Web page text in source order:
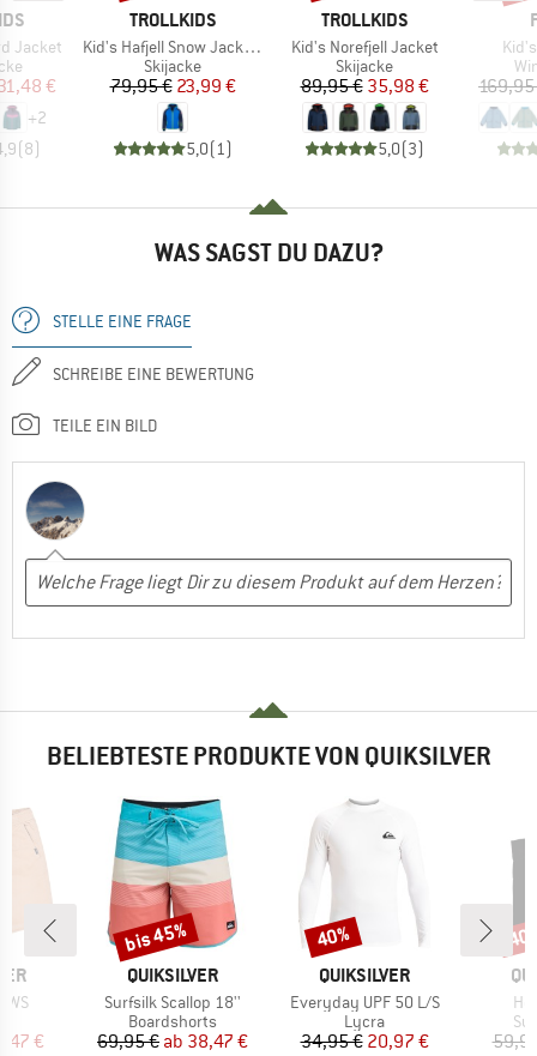
Jacket
Preis
€
+2
(8)
MARKE
TROLLKIDS
Artikel
Kid's Hafjell Snow Jacket XT
Produktgruppe
Skijacke
Preis
79,95 €reduzierter Preis
23,99 €
5,0(1)
MARKE
TROLLKIDS
Artikel
Kid's Norefjell Jacket
Produktgruppe
Skijacke
Preis
89,95 €reduzierter Preis
35,98 €
5,0(3)
WAS SAGST DU DAZU?
STELLE EINE FRAGE
SCHREIBE EINE BEWERTUNG
TEILE EIN BILD
BELIEBTESTE PRODUKTE VON QUIKSILVER
WS
Preis
€
MARKE
QUIKSILVER
Artikel
Surfsilk Scallop 18''
Produktgruppe
Boardshorts
Preis
69,95 € reduzierter Preis
ab 38,47 €
Rabatt
bis 45%
MARKE
QUIKSILVER
Artikel
Everyday UPF 50 L/S
Produktgruppe
Lycra
Preis
34,95 €reduzierter Preis
20,97 €
Rabatt
40%